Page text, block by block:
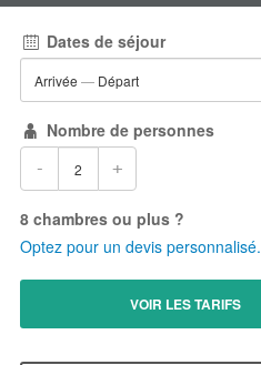
Dates de séjour
Arrivée — Départ
Nombre de personnes
- +
8 chambres ou plus ?
Optez pour un devis personnalisé.
VOIR LES TARIFS